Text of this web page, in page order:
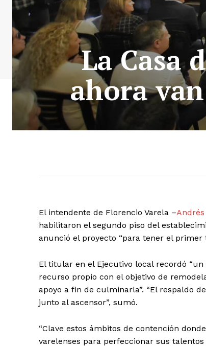
La Casa
ahora
El intendente de Florencio Varela –Andrés
habilitaron el segundo piso del
anunció el proyecto “para tener el primer
El titular en el Ejecutivo local recordó
recurso propio con el objetivo de
apoyo a fin de culminarla”. “El respaldo
junto al ascensor”, sumó.
“Clave estos ámbitos de contención
varelenses para perfeccionar sus